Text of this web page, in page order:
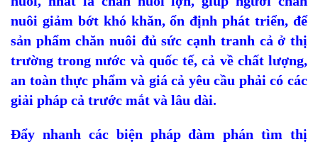
nuôi giảm bớt khó khăn, ổn định phát triển, để
sản phẩm chăn nuôi đủ sức cạnh tranh cả ở thị
trường trong nước và quốc tế, cả về chất lượng,
an toàn thực phẩm và giá cả yêu cầu phải có các
giải pháp cả trước mắt và lâu dài.
Đẩy nhanh các biện pháp đàm phán tìm thị